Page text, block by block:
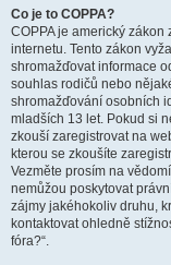
Co je to COPPA?
COPPA je americký
internetu. Tento zákon
shromažďovat informace
souhlas rodičů nebo
shromažďování osobních
mladších 13 let. Pokud si
zkouší zaregistrovat na
kterou se zkoušíte
Vezměte prosím na
nemůžou poskytovat
zájmy jakéhokoliv druhu,
kontaktovat ohledně
fóra?“.